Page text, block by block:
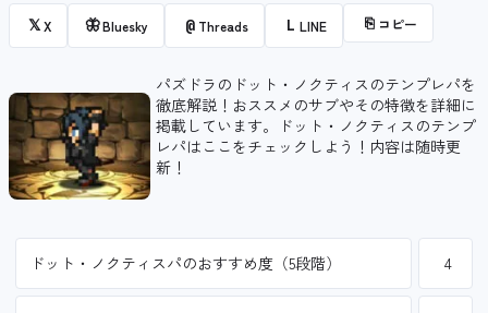
𝕏X 🦋Bluesky @ Threads L LINE ⎘ コピー
パズドラのドット・ノクティスのテンプレパを
徹底解説！おススメのサブやその特徴を詳細に
掲載しています。ドット・ノクティスのテンプ
レパはここをチェックしよう！内容は随時更
新！
ドット・ノクティスパのおすすめ度（5段階） 4